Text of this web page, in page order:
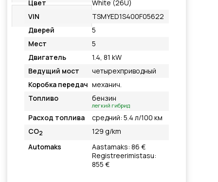
Подробнее
Цвет
White (26U)
VIN
TSMYED1S400F05622
Дверей
5
Мест
5
Двигатель
1.4, 81 kW
Ведущий мост
четырехприводный
Коробка передач механич.
Топливо
бензин
легкий гибрид
Расход топлива
средний: 5.4 л/100 км
CO2
129 g/km
Automaks
Aastamaks: 86 €
Registreerimistasu:
855 €